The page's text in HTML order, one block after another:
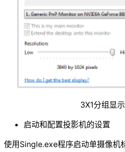
3X1分组显
启动和配置投影机的设置
使用Single.exe程序启动单摄像机